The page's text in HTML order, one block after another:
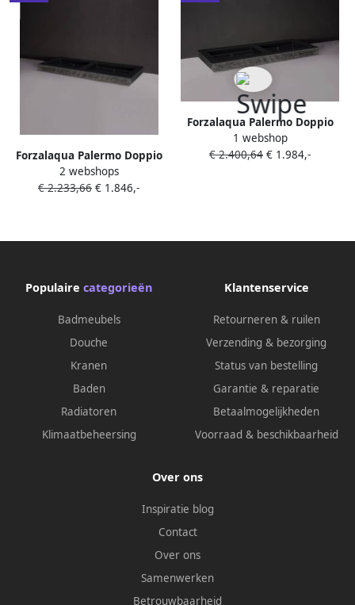
Forzalaqua Palermo Doppio
Wastafel 140.5x51.5x9 cm 2
wasbakken Graniet Gezoet
2 webshops
€ 2.233,66 € 1.846,-
Forzalaqua Palermo Doppio
wastafel 140.5x51.5x9cm
Rechthoek 2 kraangaten 2
1 webshop
€ 2.400,64 € 1.984,-
Populaire categorieën
Badmeubels
Douche
Kranen
Baden
Radiatoren
Klimaatbeheersing
Klantenservice
Retourneren & ruilen
Verzending & bezorging
Status van bestelling
Garantie & reparatie
Betaalmogelijkheden
Voorraad & beschikbaarheid
Over ons
Inspiratie blog
Contact
Over ons
Samenwerken
Betrouwbaarheid